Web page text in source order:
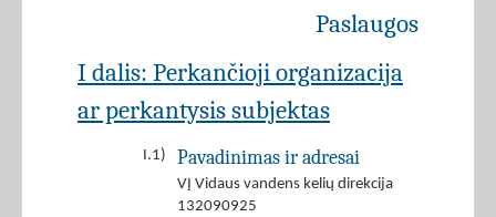
Paslaugos
I dalis: Perkančioji organizacija
ar perkantysis subjektas
I.1) Pavadinimas ir adresai
VĮ Vidaus vandens kelių direkcija
132090925